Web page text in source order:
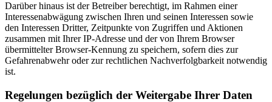
Darüber hinaus ist der Betreiber berechtigt, im Rahmen einer
Interessenabwägung zwischen Ihren und seinen Interessen sowie
den Interessen Dritter, Zeitpunkte von Zugriffen und Aktionen
zusammen mit Ihrer IP-Adresse und der von Ihrem Browser
übermittelter Browser-Kennung zu speichern, sofern dies zur
Gefahrenabwehr oder zur rechtlichen Nachverfolgbarkeit notwendig
ist.
Regelungen bezüglich der Weitergabe Ihrer Daten